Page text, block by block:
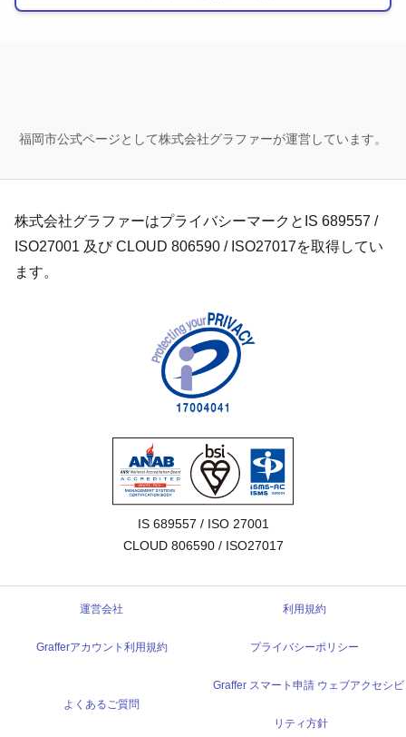
福岡市公式ページとして株式会社グラファーが運営しています。
株式会社グラファーはプライバシーマークとIS 689557 /
ISO27001 及び CLOUD 806590 / ISO27017を取得してい
ます。
IS 689557 / ISO 27001
CLOUD 806590 / ISO27017
運営会社 利用規約
Grafferアカウント利用規約 プライバシーポリシー
よくあるご質問
Graffer スマート申請 ウェブアクセシビ
リティ方針